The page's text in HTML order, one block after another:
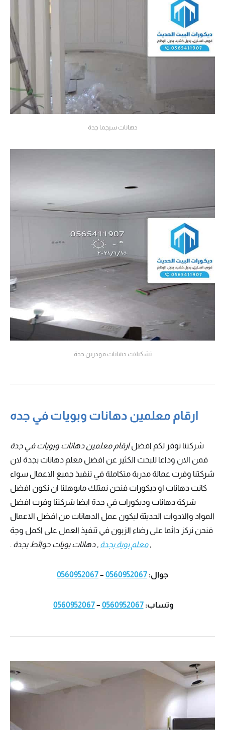
دهانات سيجما جدة
تشكيلات دهانات مودرين جدة
ارقام معلمين دهانات وبويات في جده
شركتنا توفر لكم افضلارقام معلمين دهانات وبويات في جدة
فمن الان وداعا للبحث الكثير عن افضل معلم دهانات بجدة لان
شركتنا وفرت عمالة مدربة متكاملة في تنفيذ جميع الاعمال سواء
كانت دهانات او ديكورات فنحن نمتلك مايوهلنا ان نكون افضل
شركة دهانات وديكورات في جدة ايضا شركتنا وفرت افضل
المواد والادوات الحديثة ليكون عمل الدهانات من افضل الاعمال
فنحن نركز دائما على رضاء الزبون في تنفيذ العمل على اكمل وجة
, معلم بوية بجدة , دهانات بويات حوائط بجدة .
جوال: 0560952067
–
0560952067
وتساب:0560952067
–
0560952067